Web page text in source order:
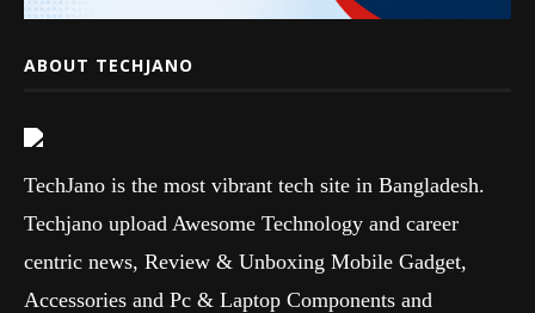
ABOUT TECHJANO
TechJano is the most vibrant tech site in Bangladesh.
Techjano upload Awesome Technology and career
centric news, Review & Unboxing Mobile Gadget,
Accessories and Pc & Laptop Components and